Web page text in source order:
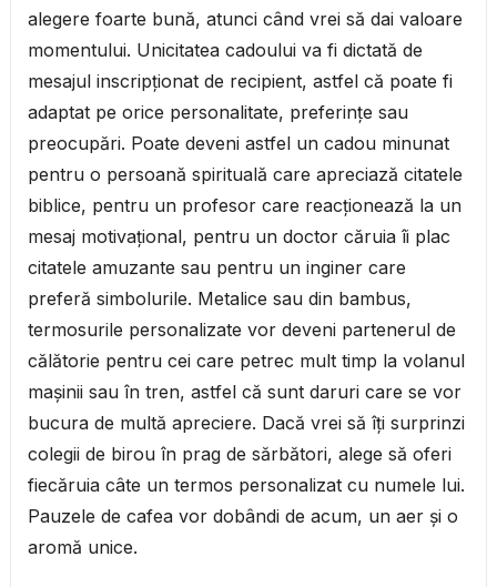
alegere foarte bună, atunci când vrei să dai valoare
momentului. Unicitatea cadoului va fi dictată de
mesajul inscripţionat de recipient, astfel că poate fi
adaptat pe orice personalitate, preferinţe sau
preocupări. Poate deveni astfel un cadou minunat
pentru o persoană spirituală care apreciază citatele
biblice, pentru un profesor care reacţionează la un
mesaj motivaţional, pentru un doctor căruia îi plac
citatele amuzante sau pentru un inginer care
preferă simbolurile. Metalice sau din bambus,
termosurile personalizate vor deveni partenerul de
călătorie pentru cei care petrec mult timp la volanul
maşinii sau în tren, astfel că sunt daruri care se vor
bucura de multă apreciere. Dacă vrei să îţi surprinzi
colegii de birou în prag de sărbători, alege să oferi
fiecăruia câte un termos personalizat cu numele lui.
Pauzele de cafea vor dobândi de acum, un aer şi o
aromă unice.